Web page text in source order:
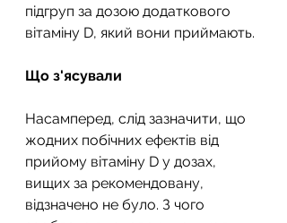
підгруп за дозою додаткового
вітаміну D, який вони приймають.
Що з'ясували
Насамперед, слід зазначити, що
жодних побічних ефектів від
прийому вітаміну D у дозах,
вищих за рекомендовану,
відзначено не було. З чого